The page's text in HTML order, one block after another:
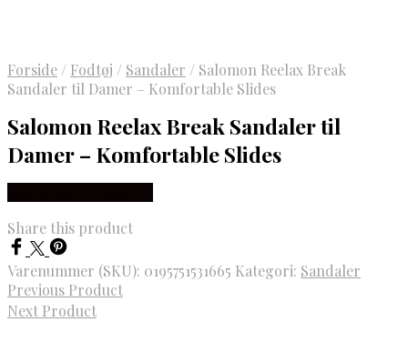
Forside / Fodtøj / Sandaler / Salomon Reelax Break
Sandaler til Damer – Komfortable Slides
Salomon Reelax Break Sandaler til
Damer – Komfortable Slides
Share this product
Varenummer (SKU): 0195751531665 Kategori: Sandaler
Previous Product
Next Product